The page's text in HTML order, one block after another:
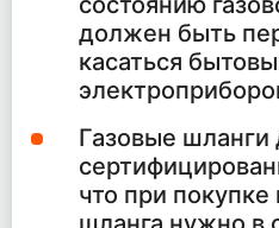
должен быть
касаться
Газовые
что при покупке